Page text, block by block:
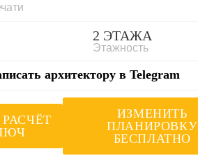
2 ЭТАЖА
Этажность
архитектору в Telegram
ИЗМЕНИТЬ
ПЛАНИРОВКУ
БЕСПЛАТНО